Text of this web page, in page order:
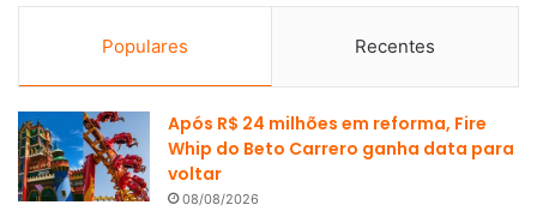
Populares Recentes
Após R$ 24 milhões em reforma, Fire
Whip do Beto Carrero ganha data para
voltar
08/08/2026